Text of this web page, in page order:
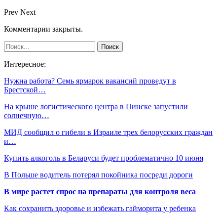
Prev Next
Комментарии закрыты.
Интересное:
Нужна работа? Семь ярмарок вакансий проведут в
Брестской…
На крыше логистического центра в Пинске запустили
солнечную…
МИД сообщил о гибели в Израиле трех белорусских граждан
и…
Купить алкоголь в Беларуси будет проблематично 10 июня
В Польше водитель потерял покойника посреди дороги
В мире растет спрос на препараты для контроля веса
Как сохранить здоровье и избежать гайморита у ребенка